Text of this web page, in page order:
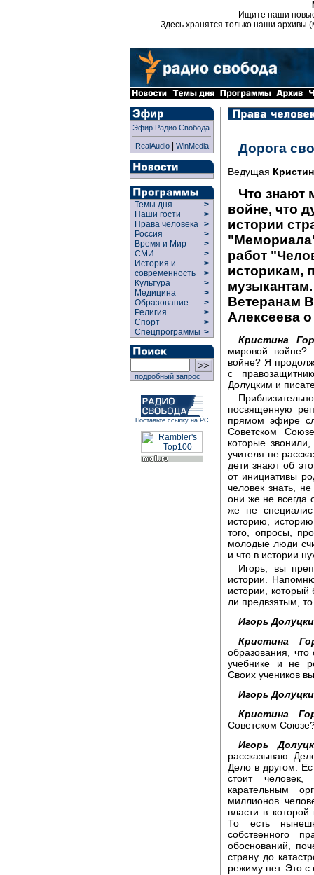
Ищите наши
Здесь хранятся только наши архивы
Эфир Радио Свобода
RealAudio| WinMedia
Темы дня
>
Наши гости
>
Права человека >
Россия
>
Время и Мир
>
СМИ
>
История и
современность
>
>
Культура
>
Медицина
>
Образование
>
Религия
>
Спорт
>
Спецпрограммы >
подробный запрос
Поставьте ссылку на РС
Дорога
Ведущая
Что знают
войне, что
истории
работ
историкам,
Ветеранам
Алексеева
Кристина
мировой войне?
войне? Я
с
Долуцким и
посвященную
прямом эфире
Советском
которые
учителя не
дети знают об
от инициативы
человек знать,
они же не всегда
же не
историю,
того, опросы,
молодые люди
и что в истории
Игорь, вы
истории.
истории,
ли предвзятым,
Игорь
Кристина
образования,
учебнике и не
Своих учеников
Игорь
Кристина
Советском
Игорь
рассказываю.
Дело в другом.
стоит
карательным
миллионов
власти в
То есть
собственного
обоснований,
страну до
режиму нет. Это